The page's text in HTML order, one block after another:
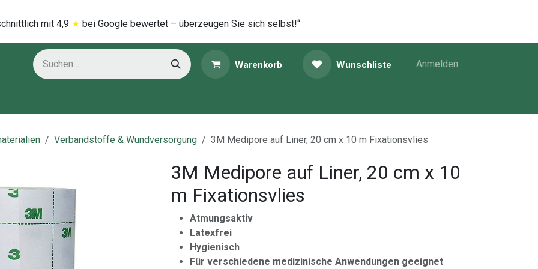
mi​t 4,9 ★ bei Google bewertet – überzeugen Sie sich selbst!“
Warenkorb Wunschliste Anmelden
Verbandstoffe & Wundversorgung 3M Medipore auf Liner, 20 cm x 10 m Fixationsvlies
3M Medipore auf Liner, 20 cm x 10
m Fixationsvlies
Atmungsaktiv
Latexfrei
Hygienisch
Für verschiedene medizinische Anwendungen geeignet